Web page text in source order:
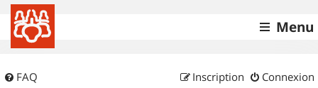
Menu
FAQ Connexion
Inscription